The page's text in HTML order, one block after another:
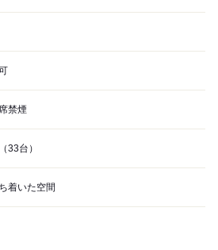
禁煙
33台）
着いた空間